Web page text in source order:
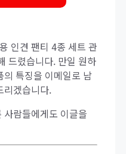
인견 팬티 4종 세트 관
드렸습니다. 만일 원하
특징을 이메일로 남
리겠습니다.
람들에게도 이글을